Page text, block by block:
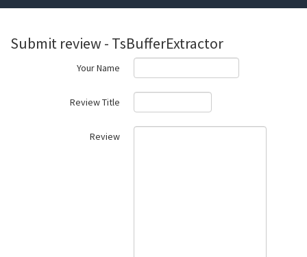
Submit review - TsBufferExtractor
Your Name
Review Title
Review